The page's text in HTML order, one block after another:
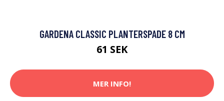
GARDENA CLASSIC PLANTERSPADE 8 CM
61 SEK
MER INFO!